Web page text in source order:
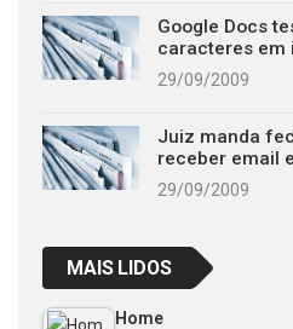
Google Docs
caracteres em
29/09/2009
Juiz manda
receber email
29/09/2009
MAIS LIDOS
Home